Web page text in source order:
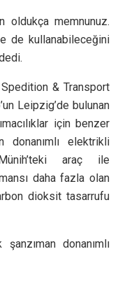
oldukça memnunuz.
de kullanabileceğini
Spedition & Transport
Leipzig’de bulunan
için benzer
elektrikli
araç ile
daha fazla olan
dioksit tasarrufu
donanımlı